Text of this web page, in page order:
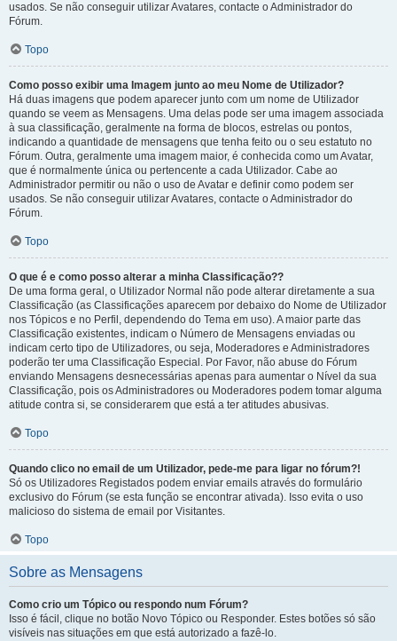
usados. Se não conseguir utilizar Avatares, contacte o Administrador do
Fórum.
Topo
Como posso exibir uma Imagem junto ao meu Nome de Utilizador?
Há duas imagens que podem aparecer junto com um nome de Utilizador
quando se veem as Mensagens. Uma delas pode ser uma imagem associada
à sua classificação, geralmente na forma de blocos, estrelas ou pontos,
indicando a quantidade de mensagens que tenha feito ou o seu estatuto no
Fórum. Outra, geralmente uma imagem maior, é conhecida como um Avatar,
que é normalmente única ou pertencente a cada Utilizador. Cabe ao
Administrador permitir ou não o uso de Avatar e definir como podem ser
usados. Se não conseguir utilizar Avatares, contacte o Administrador do
Fórum.
Topo
O que é e como posso alterar a minha Classificação??
De uma forma geral, o Utilizador Normal não pode alterar diretamente a sua
Classificação (as Classificações aparecem por debaixo do Nome de Utilizador
nos Tópicos e no Perfil, dependendo do Tema em uso). A maior parte das
Classificação existentes, indicam o Número de Mensagens enviadas ou
indicam certo tipo de Utilizadores, ou seja, Moderadores e Administradores
poderão ter uma Classificação Especial. Por Favor, não abuse do Fórum
enviando Mensagens desnecessárias apenas para aumentar o Nível da sua
Classificação, pois os Administradores ou Moderadores podem tomar alguma
atitude contra si, se considerarem que está a ter atitudes abusivas.
Topo
Quando clico no email de um Utilizador, pede-me para ligar no fórum?!
Só os Utilizadores Registados podem enviar emails através do formulário
exclusivo do Fórum (se esta função se encontrar ativada). Isso evita o uso
malicioso do sistema de email por Visitantes.
Topo
Sobre as Mensagens
Como crio um Tópico ou respondo num Fórum?
Isso é fácil, clique no botão Novo Tópico ou Responder. Estes botões só são
visíveis nas situações em que está autorizado a fazê-lo.